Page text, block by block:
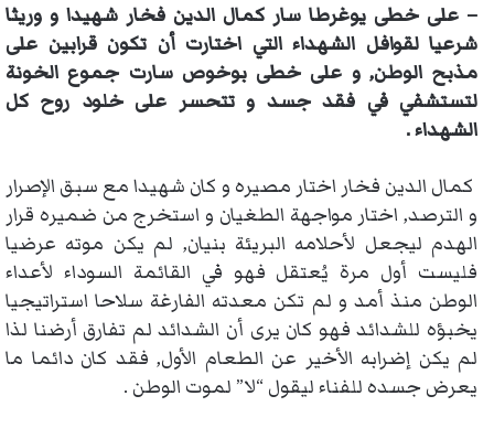
– على خطى يوغرطا سار كمال الدين فخار شهيدا و وريثا
شرعيا لقوافل الشهداء التي اختارت أن تكون قرابين على
مذبح الوطن, و على خطى بوخوص سارت جموع الخونة
لتستشفي في فقد جسد و تتحسر على خلود روح كل
الشهداء .
كمال الدين فخار اختار مصيره و كان شهيدا مع سبق الإصرار
و الترصد, اختار مواجهة الطغيان و استخرج من ضميره قرار
الهدم ليجعل لأحلامه البريئة بنيان, لم يكن موته عرضيا
فليست أول مرة يُعتقل فهو في القائمة السوداء لأعداء
الوطن منذ أمد و لم تكن معدته الفارغة سلاحا استراتيجيا
يخبؤه للشدائد فهو كان يرى أن الشدائد لم تفارق أرضنا لذا
لم يكن إضرابه الأخير عن الطعام الأول, فقد كان دائما ما
يعرض جسده للفناء ليقول “لا” لموت الوطن .